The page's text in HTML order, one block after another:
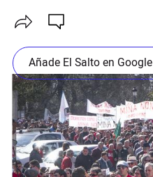
Añade El Salto en Google